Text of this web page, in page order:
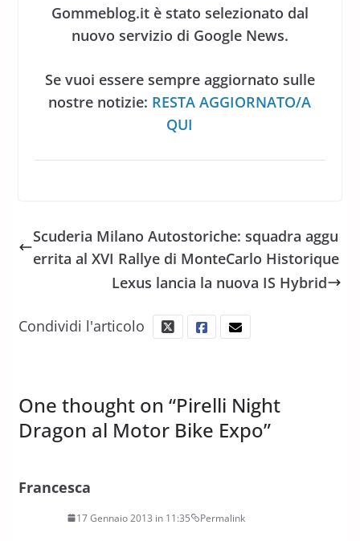
Gommeblog.it è stato selezionato dal
nuovo servizio di Google News.
Se vuoi essere sempre aggiornato sulle
nostre notizie: RESTA AGGIORNATO/A
QUI
Scuderia Milano Autostoriche: squadra aggu
errita al XVI Rallye di MonteCarlo Historique
Lexus lancia la nuova IS Hybrid
Condividi l'articolo
One thought on “Pirelli Night
Dragon al Motor Bike Expo”
Francesca
17 Gennaio 2013 in 11:35 Permalink